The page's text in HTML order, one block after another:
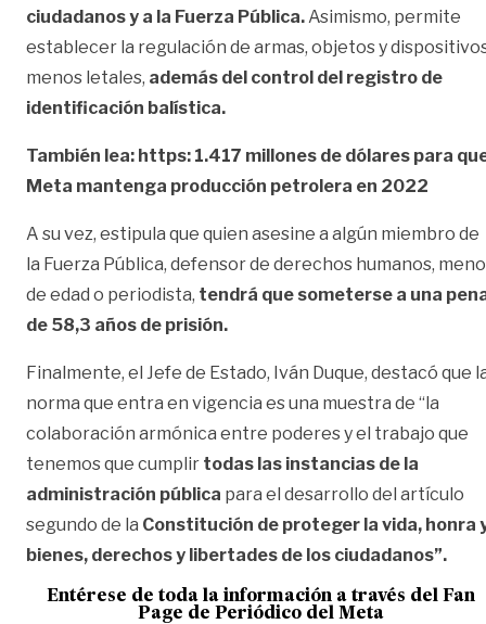
ciudadanos y a la Fuerza Pública. Asimismo, permite
establecer la regulación de armas, objetos y
menos letales, además del control del registro de
identificación balística.
También lea: https: 1.417 millones de dólares para
Meta mantenga producción petrolera en 2022
A su vez, estipula que quien asesine a algún miembro de
la Fuerza Pública, defensor de derechos humanos,
de edad o periodista, tendrá que someterse a una
de 58,3 años de prisión.
Finalmente, el Jefe de Estado, Iván Duque, destacó que
norma que entra en vigencia es una muestra de “la
colaboración armónica entre poderes y el trabajo que
tenemos que cumplir todas las instancias de la
administración pública para el desarrollo del artículo
segundo de la Constitución de proteger la vida, honra
bienes, derechos y libertades de los ciudadanos”.
Entérese de toda la información a través del Fan
Page de Periódico del Meta